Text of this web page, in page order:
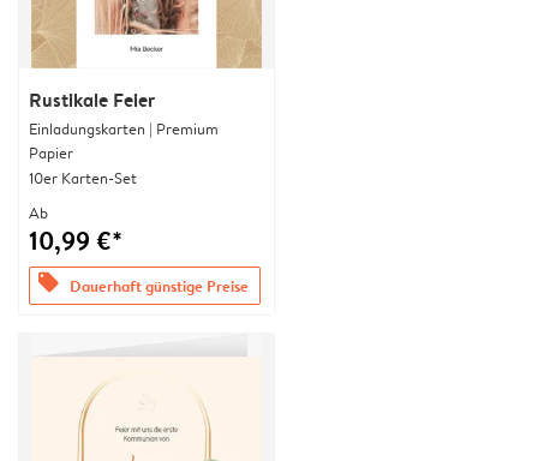
Rustikale Feier
Einladungskarten | Premium
Papier
10er Karten-Set
Ab
10,99 €*
offers Dauerhaft günstige Preise